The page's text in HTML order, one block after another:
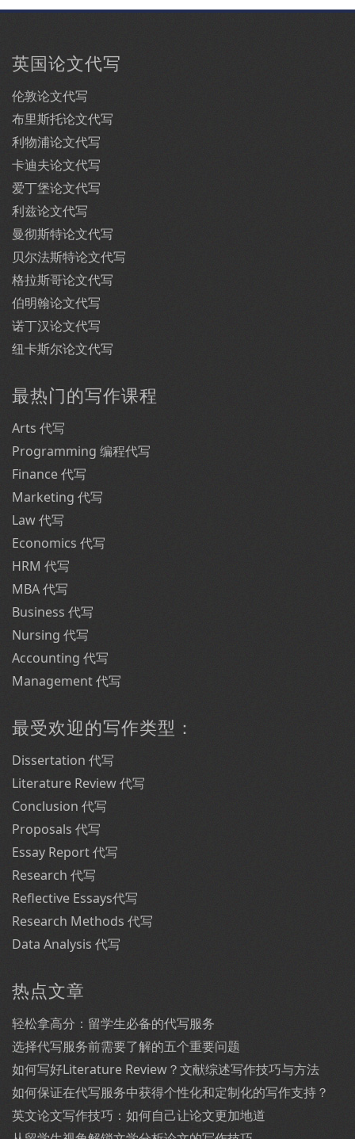
英国论文代写
伦敦论文代写
布里斯托论文代写
利物浦论文代写
卡迪夫论文代写
爱丁堡论文代写
利兹论文代写
曼彻斯特论文代写
贝尔法斯特论文代写
格拉斯哥论文代写
伯明翰论文代写
诺丁汉论文代写
纽卡斯尔论文代写
最热门的写作课程
Arts 代写
Programming 编程代写
Finance 代写
Marketing 代写
Law 代写
Economics 代写
HRM 代写
MBA 代写
Business 代写
Nursing 代写
Accounting 代写
Management 代写
最受欢迎的写作类型：
Dissertation 代写
Literature Review 代写
Conclusion 代写
Proposals 代写
Essay Report 代写
Research 代写
Reflective Essays代写
Research Methods 代写
Data Analysis 代写
热点文章
轻松拿高分：留学生必备的代写服务
选择代写服务前需要了解的五个重要问题
如何写好Literature Review？文献综述写作技巧与方法
如何保证在代写服务中获得个性化和定制化的写作支持？
英文论文写作技巧：如何自己让论文更加地道